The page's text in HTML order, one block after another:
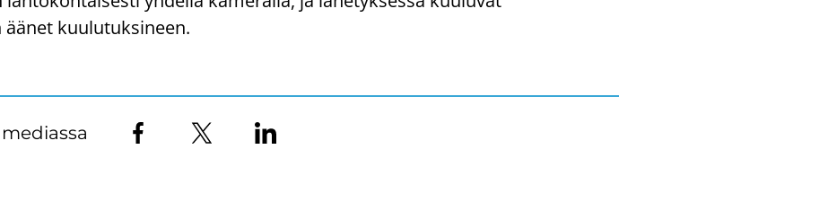
kuu­lu­tuk­si­neen.